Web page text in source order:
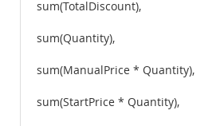
sum(TotalDiscount),
sum(Quantity),
sum(ManualPrice * Quantity),
sum(StartPrice * Quantity),